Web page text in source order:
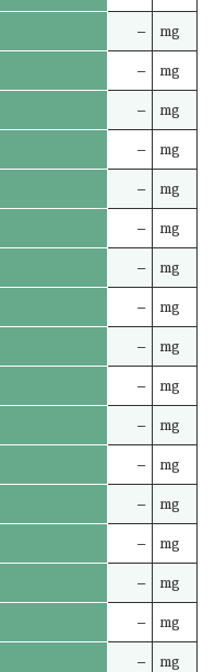
– mg
– mg
– mg
– mg
– mg
– mg
– mg
– mg
– mg
– mg
– mg
– mg
– mg
– mg
– mg
– mg
– mg